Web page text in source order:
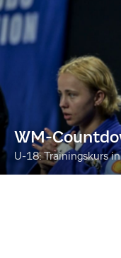
WM-
U-18: Trainingskurs